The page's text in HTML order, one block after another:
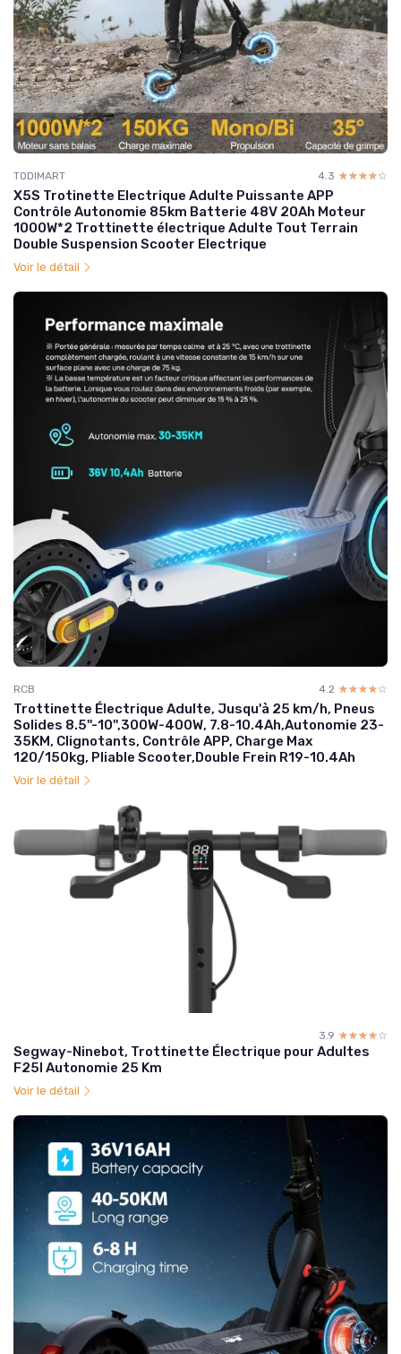
TODIMART 4.3 ☆☆☆☆☆
★★★★★
X5S Trotinette Electrique Adulte Puissante APP
Contrôle Autonomie 85km Batterie 48V 20Ah Moteur
1000W*2 Trottinette électrique Adulte Tout Terrain
Double Suspension Scooter Electrique
Voir le détail
RCB 4.2 ☆☆☆☆☆
★★★★★
Trottinette Électrique Adulte, Jusqu'à 25 km/h, Pneus
Solides 8.5''-10'',300W-400W, 7.8-10.4Ah,Autonomie 23-
35KM, Clignotants, Contrôle APP, Charge Max
120/150kg, Pliable Scooter,Double Frein R19-10.4Ah
Voir le détail
3.9 ☆☆☆☆☆
★★★★★
Segway-Ninebot, Trottinette Électrique pour Adultes
F25I Autonomie 25 Km
Voir le détail